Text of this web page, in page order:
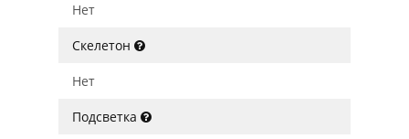
Нет
Скелетон
Нет
Подсветка